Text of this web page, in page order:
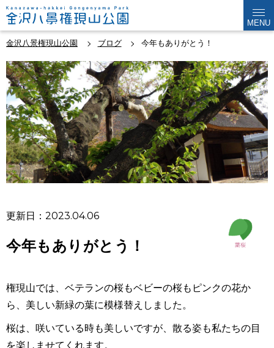
MENU
金沢八景権現山公園 ブログ 今年もありがとう！
更新日：2023.04.06
今年もありがとう！
権現山では、ベテランの桜もベビーの桜もピンクの花か
ら、美しい新緑の葉に模様替えしました。
桜は、咲いている時も美しいですが、散る姿も私たちの目
を楽しませてくれます。